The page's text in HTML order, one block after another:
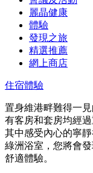
麗晶健康
體驗
發現之旅
精選推薦
網上商店
住宿體驗
置身維港畔難得一
有客房和套房均經
其中感受內心的寧
綠洲浴室，您將會
舒適體驗。